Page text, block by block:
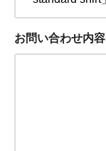
お問い合わせ内容